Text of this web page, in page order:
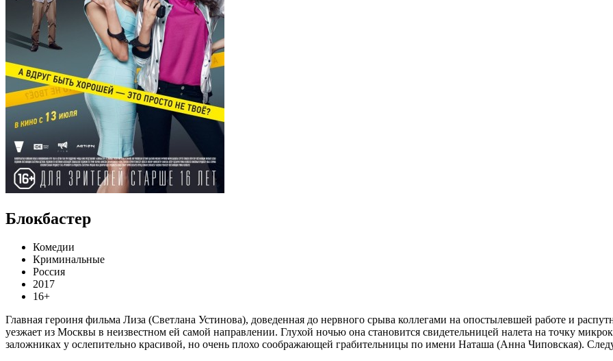
Блокбастер
Комедии
Криминальные
Россия
2017
16+
Главная героиня фильма Лиза (Светлана Устинова), доведенная до нервного срыва коллегами на опостылевшей работе и
уезжает из Москвы в неизвестном ей самой направлении. Глухой ночью она становится свидетельницей налета на точку
заложниках у ослепительно красивой, но очень плохо соображающей грабительницы по имени Наташа (Анна Чиповская).